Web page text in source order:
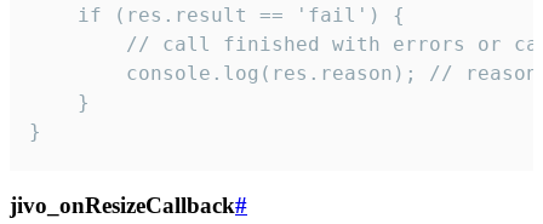
    if (res.result == 'fail') {
// call finished with errors or
console.log(res.reason); //
    }
}
jivo_onResizeCallback#